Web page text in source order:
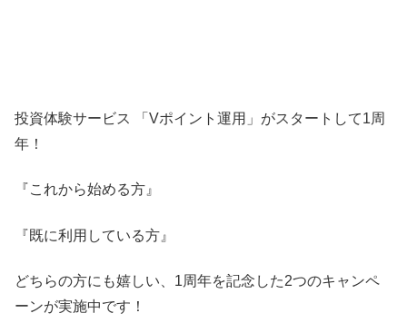
投資体験サービス 「Vポイント運用」がスタートして1周
年！
『これから始める方』
『既に利用している方』
どちらの方にも嬉しい、1周年を記念した2つのキャンペ
ーンが実施中です！